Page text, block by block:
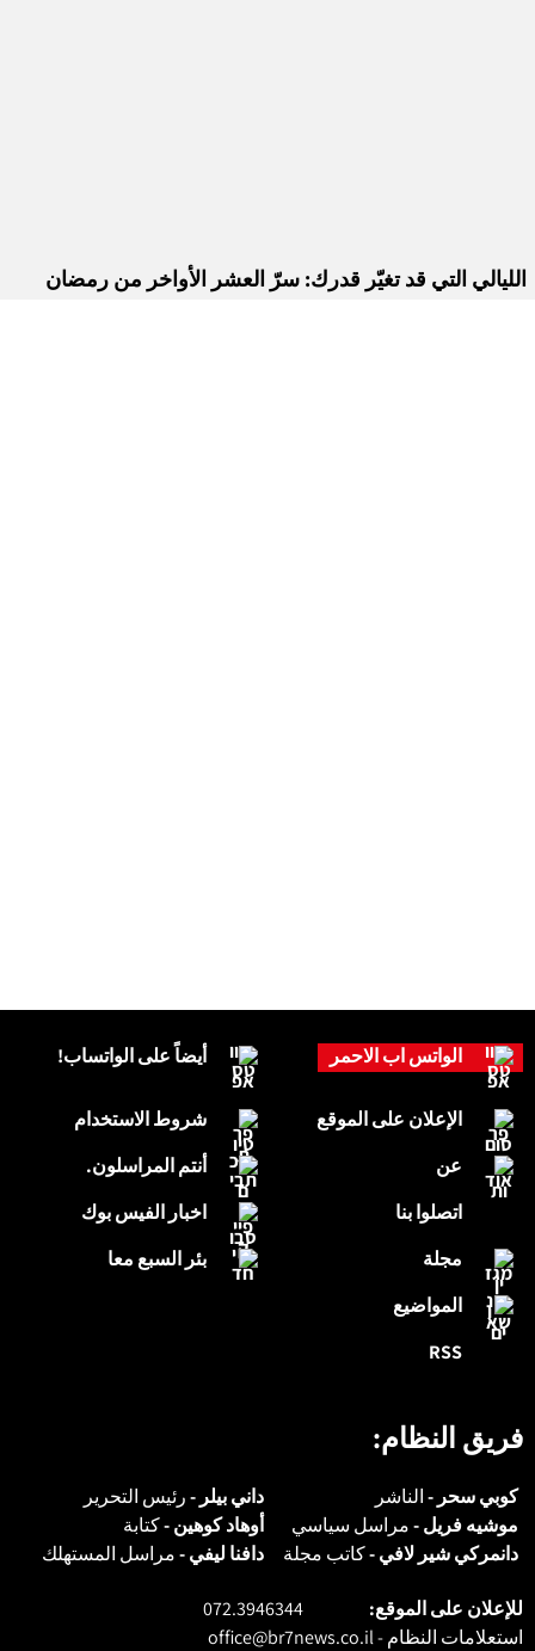
الليالي التي قد تغيّر قدرك: سرّ العشر الأواخر من رمضان
أيضاً على الواتساب!
شروط الاستخدام
أنتم المراسلون.
اخبار الفيس بوك
بئر السبع معا
الواتس اب الاحمر
الإعلان على الموقع
عن
اتصلوا بنا
مجلة
المواضيع
RSS
فريق النظام:
كوبي سحر -الناشر داني بيلر -رئيس التحرير
موشيه فريل -مراسل سياسي أوهاد كوهين -كتابة
دانمركي شير لافي -كاتب مجلة دافنا ليفي -مراسل المستهلك
للإعلان على الموقع:
072.3946344
استعلامات النظام -office@br7news.co.il